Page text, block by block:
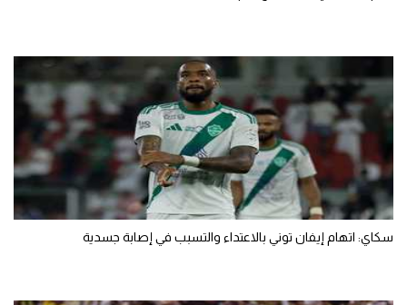
سكاي: اتهام إيفان توني بالاعتداء والتسبب في إصابة جسدية